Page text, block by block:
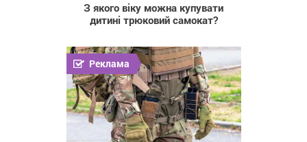
З якого віку можна купувати
дитині трюковий самокат?
Реклама